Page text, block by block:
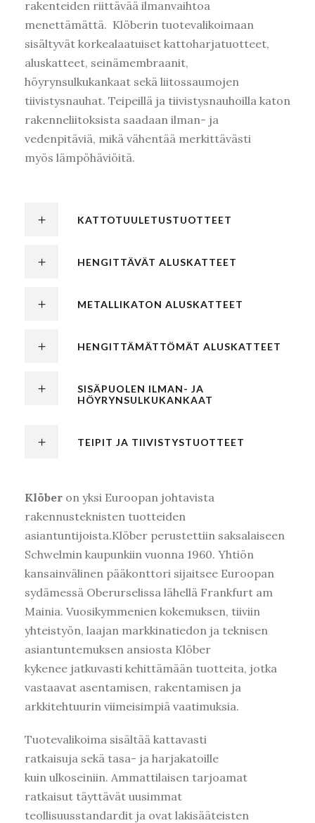
rakenteiden riittävää ilmanvaihtoa
menettämättä. Klöberin tuotevalikoimaan
sisältyvät korkealaatuiset kattoharjatuotteet,
aluskatteet, seinämembraanit,
höyrynsulkukankaat sekä liitossaumojen
tiivistysnauhat. Teipeillä ja tiivistysnauhoilla katon
rakenneliitoksista saadaan ilman- ja
vedenpitäviä, mikä vähentää merkittävästi
myös lämpöhäviöitä.
KATTOTUULETUSTUOTTEET
HENGITTÄVÄT ALUSKATTEET
METALLIKATON ALUSKATTEET
HENGITTÄMÄTTÖMÄT ALUSKATTEET
SISÄPUOLEN ILMAN- JA
HÖYRYNSULKUKANKAAT
TEIPIT JA TIIVISTYSTUOTTEET
Klöber on yksi Euroopan johtavista
rakennusteknisten tuotteiden
asiantuntijoista.Klöber perustettiin saksalaiseen
Schwelmin kaupunkiin vuonna 1960. Yhtiön
kansainvälinen pääkonttori sijaitsee Euroopan
sydämessä Oberurselissa lähellä Frankfurt am
Mainia. Vuosikymmenien kokemuksen, tiiviin
yhteistyön, laajan markkinatiedon ja teknisen
asiantuntemuksen ansiosta Klöber
kykenee jatkuvasti kehittämään tuotteita, jotka
vastaavat asentamisen, rakentamisen ja
arkkitehtuurin viimeisimpiä vaatimuksia.
Tuotevalikoima sisältää kattavasti
ratkaisuja sekä tasa- ja harjakatoille
kuin ulkoseiniin. Ammattilaisen tarjoamat
ratkaisut täyttävät uusimmat
teollisuusstandardit ja ovat lakisääteisten
Kirjaudu